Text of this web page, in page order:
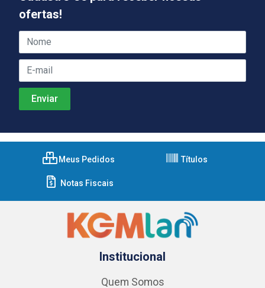
ofertas!
Meus Pedidos Títulos
Notas Fiscais
Institucional
Quem Somos